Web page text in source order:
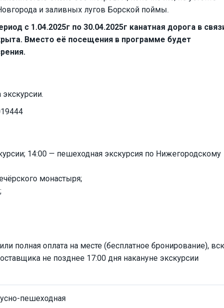
и заливных лугов Борской поймы.
с 1.04.2025г по 30.04.2025г канатная дорога в
Вместо её посещения в программе будет
14:00 — пешеходная экскурсия по Нижегородскому
монастыря;
полная оплата на месте (бесплатное бронирование),
не позднее 17:00 дня накануне экскурсии
пешеходная